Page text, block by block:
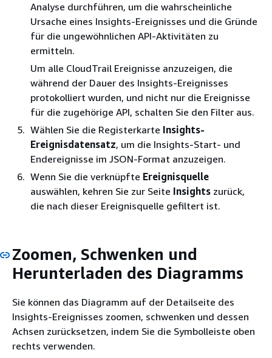
Analyse durchführen, um die wahrscheinliche
Ursache eines Insights-Ereignisses und die Gründe
für die ungewöhnlichen API-Aktivitäten zu
ermitteln.
Um alle CloudTrail Ereignisse anzuzeigen, die
während der Dauer des Insights-Ereignisses
protokolliert wurden, und nicht nur die Ereignisse
für die zugehörige API, schalten Sie den Filter aus.
Wählen Sie die Registerkarte Insights-
Ereignisdatensatz, um die Insights-Start- und
Endereignisse im JSON-Format anzuzeigen.
Wenn Sie die verknüpfte Ereignisquelle
auswählen, kehren Sie zur Seite Insights zurück,
die nach dieser Ereignisquelle gefiltert ist.
Zoomen, Schwenken und
Herunterladen des Diagramms
Sie können das Diagramm auf der Detailseite des
Insights-Ereignisses zoomen, schwenken und dessen
Achsen zurücksetzen, indem Sie die Symbolleiste oben
rechts verwenden.